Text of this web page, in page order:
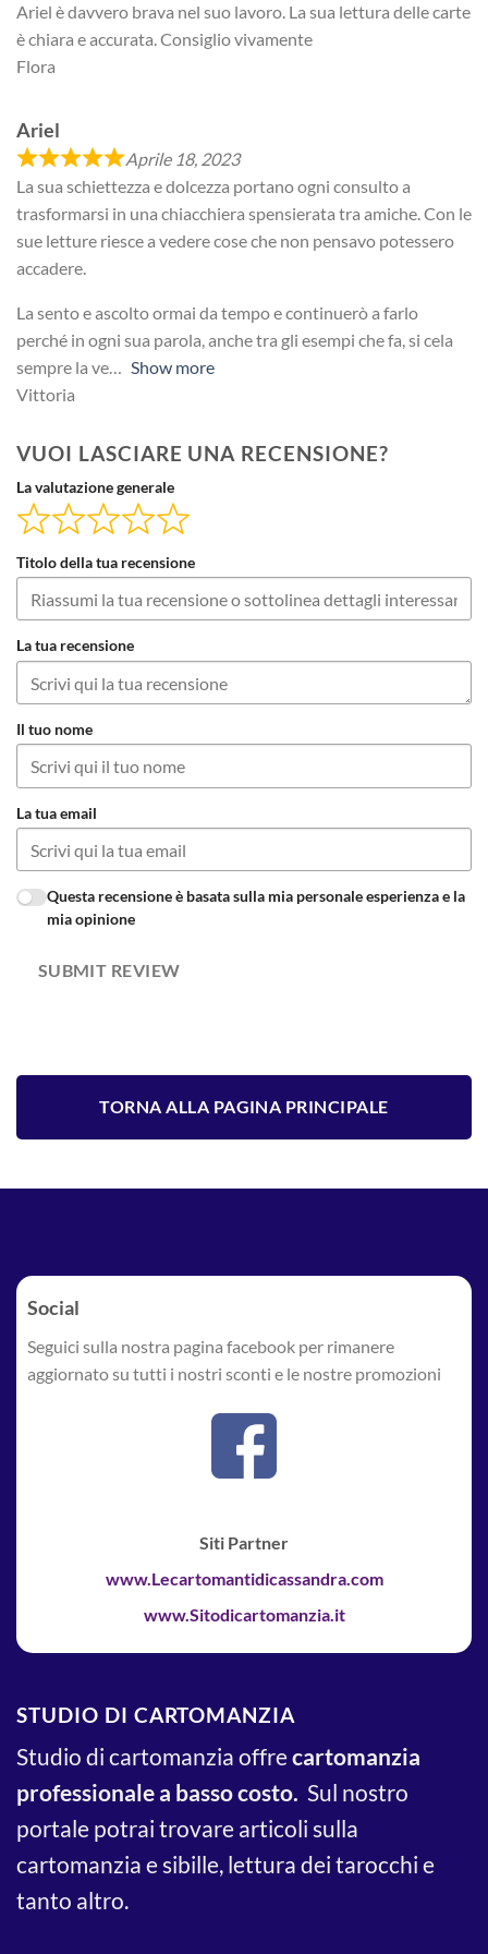
Ariel è davvero brava nel suo lavoro. La sua lettura delle carte
è chiara e accurata. Consiglio vivamente
Flora
Ariel
Aprile 18, 2023
La sua schiettezza e dolcezza portano ogni consulto a
trasformarsi in una chiacchiera spensierata tra amiche. Con le
sue letture riesce a vedere cose che non pensavo potessero
accadere.
La sento e ascolto ormai da tempo e continuerò a farlo
perché in ogni sua parola, anche tra gli esempi che fa, si cela
sempre la ve
Show more
Vittoria
VUOI LASCIARE UNA RECENSIONE?
La valutazione generale
Titolo della tua recensione
La tua recensione
Il tuo nome
La tua email
Questa recensione è basata sulla mia personale esperienza e la
mia opinione
SUBMIT REVIEW
TORNA ALLA PAGINA PRINCIPALE
STUDIO DI CARTOMANZIA
Studio di cartomanzia offrecartomanzia
professionale a basso costo. Sul nostro
portale potrai trovare articoli sulla
cartomanzia e sibille, lettura dei tarocchi e
tanto altro.
Social
Seguici sulla nostra pagina facebook per rimanere
aggiornato su tutti i nostri sconti e le nostre promozioni
Siti Partner
www.Lecartomantidicassandra.com
www.Sitodicartomanzia.it